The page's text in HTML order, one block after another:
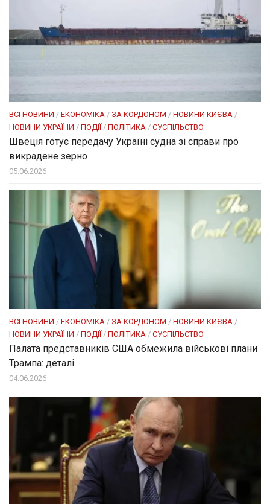
ВСІ НОВИНИ / ЕКОНОМІКА / ЗА КОРДОНОМ / НОВИНИ КИЄВА /
НОВИНИ УКРАЇНИ / ПОДІЇ / ПОЛІТИКА / СУСПІЛЬСТВО
Швеція готує передачу Україні судна зі справи про
викрадене зерно
05.06.2026
ВСІ НОВИНИ / ЕКОНОМІКА / ЗА КОРДОНОМ / НОВИНИ КИЄВА /
НОВИНИ УКРАЇНИ / ПОДІЇ / ПОЛІТИКА / СУСПІЛЬСТВО
Палата представників США обмежила військові плани
Трампа: деталі
04.06.2026